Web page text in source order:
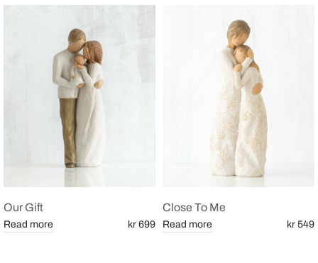
Our Gift
kr 699
Read more
Close To Me
kr 549
Read more